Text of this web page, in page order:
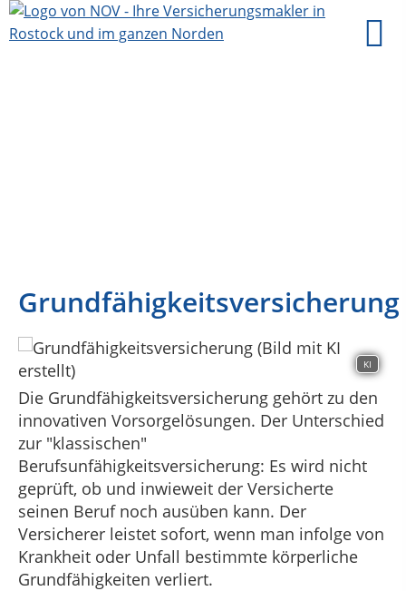
Grundfähigkeitsversicherung
KI
Die Grundfähigkeitsversicherung gehört zu den
innovativen Vorsorgelösungen. Der Unterschied
zur "klassischen"
Berufsunfähigkeitsversicherung: Es wird nicht
geprüft, ob und inwieweit der Versicherte
seinen Beruf noch ausüben kann. Der
Versicherer leistet sofort, wenn man infolge von
Krankheit oder Unfall bestimmte körperliche
Grundfähigkeiten verliert.